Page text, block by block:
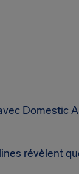
Domestic
révèlent